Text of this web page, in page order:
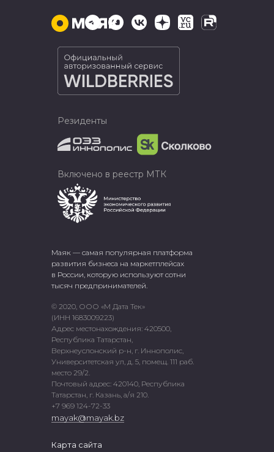
Маяк — самая популярная платформа
развития бизнеса на маркетплейсах
в России, которую используют сотни
тысяч предпринимателей.
© 2020, ООО «М Дата Тек»
(ИНН 1683009223)
Адрес местонахождения: 420500,
Республика Татарстан,
Верхнеуслонский р-н, г. Иннополис,
Университетская ул, д. 5, помещ. 111 раб.
место 29/2.
Почтовый адрес: 420140, Республика
Татарстан, г. Казань, а/я 210.
+7 969 124-72-33
mayak@mayak.bz
Карта сайта
Резиденты
Включено в реестр МТК